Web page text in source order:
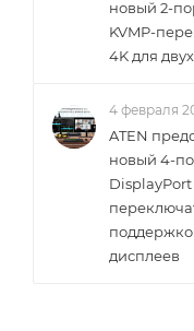
новый 2-
KVMP-
4K для
4 февраля
ATEN
новый 4-
DisplayPort
дисплеев